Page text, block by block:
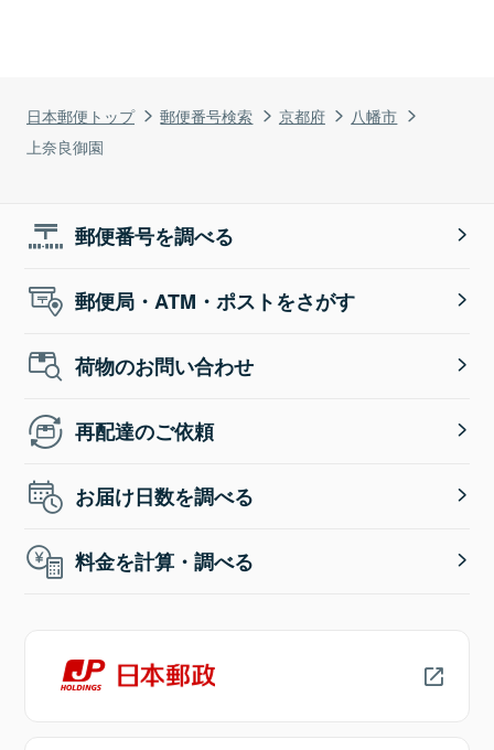
日本郵便トップ 郵便番号検索 京都府
八幡市
上奈良御園
郵便番号を調べる
郵便局・ATM・ポストをさがす
荷物のお問い合わせ
再配達のご依頼
お届け日数を調べる
料金を計算・調べる